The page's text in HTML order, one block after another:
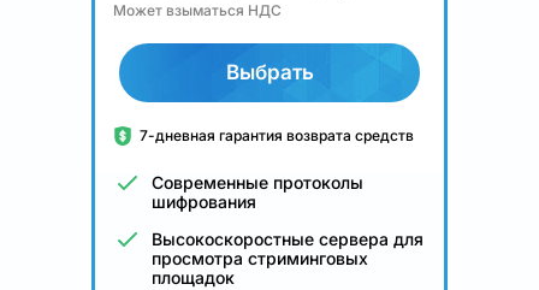
Может взыматься НДС
Выбрать
7-дневная гарантия возврата средств
Современные протоколы
шифрования
Высокоскоростные сервера для
просмотра стриминговых
площадок